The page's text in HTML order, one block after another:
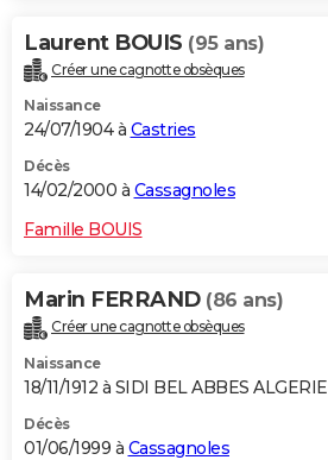
Laurent BOUIS (95 ans)
Créer une cagnotte obsèques
Naissance
24/07/1904 à Castries
Décès
14/02/2000 à Cassagnoles
Famille BOUIS
Marin FERRAND (86 ans)
Créer une cagnotte obsèques
Naissance
18/11/1912 à SIDI BEL ABBES ALGERIE
Décès
01/06/1999 à Cassagnoles